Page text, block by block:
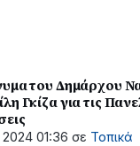
του Δημάρχου
Γκίζα για τις
01:36 σε Τοπικά